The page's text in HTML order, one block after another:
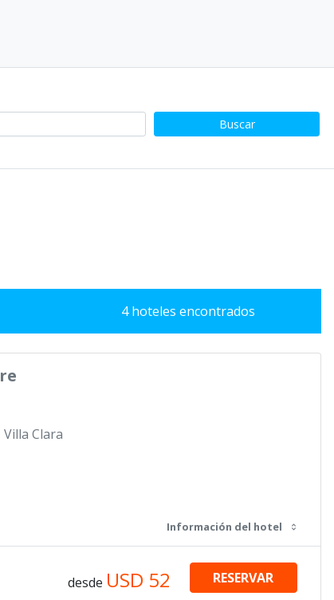
Buscar
4 hoteles encontrados
Clara
Información del hotel
desde USD 52 RESERVAR